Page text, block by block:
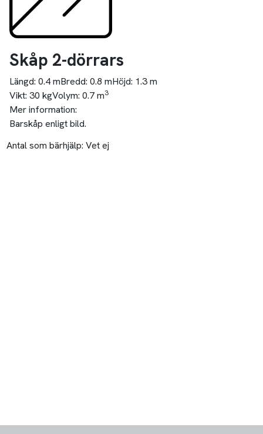
Skåp 2-dörrars
Längd: 0.4 mBredd: 0.8 mHöjd: 1.3 m
Vikt: 30 kgVolym: 0.7 m3
Mer information:
Barskåp enligt bild.
Antal som bärhjälp: Vet ej